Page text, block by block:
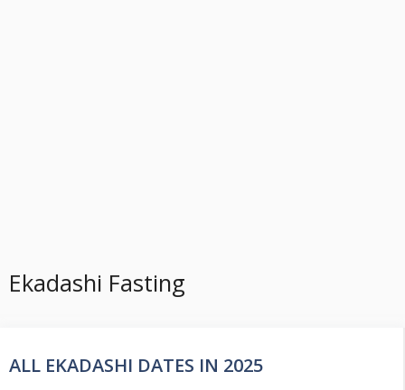
Ekadashi Fasting
ALL EKADASHI DATES IN 2025